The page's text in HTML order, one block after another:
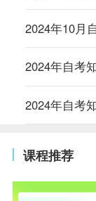
2024年10月
2024年自考
2024年自考
课程推荐